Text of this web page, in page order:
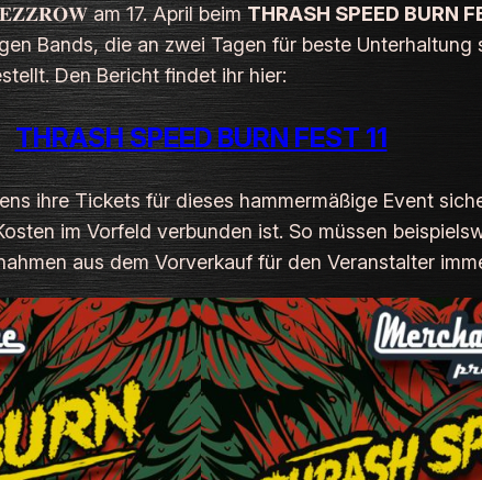
am 17. April beimTHRASH SPEED BURN
Bands, die an zwei Tagen für beste Unterhaltung
Den Bericht findet ihr hier:
THRASH SPEED BURN FEST 11
ihre Tickets für dieses hammermäßige Event
im Vorfeld verbunden ist. So müssen
aus dem Vorverkauf für den Veranstalter